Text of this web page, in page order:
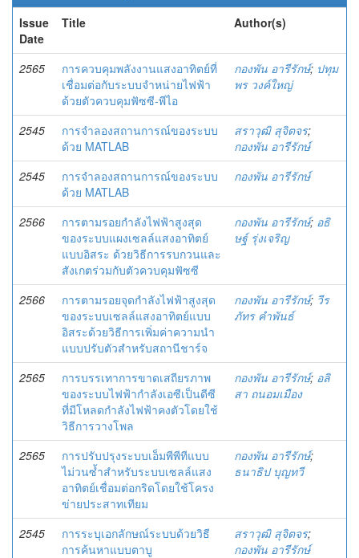
Issue
Date
Title Author(s)
2565
การควบคุมพลังงานแสงอาทิตย์ที่
เชื่อมต่อกับระบบจำหน่ายไฟฟ้า
ด้วยตัวควบคุมฟัซซี-พีไอ
กองพัน อารีรักษ์; ปทุม
พร วงค์ใหญ่
2545
การจำลองสถานการณ์ของระบบ
ด้วย MATLAB
สราวุฒิ สุจิตจร;
กองพัน อารีรักษ์
2545
การจำลองสถานการณ์ของระบบ
ด้วย MATLAB
กองพัน อารีรักษ์
2566
การตามรอยกำลังไฟฟ้าสูงสุด
ของระบบแผงเซลล์แสงอาทิตย์
แบบอิสระ ด้วยวิธีการรบกวนและ
สังเกตร่วมกับตัวควบคุมฟัซซี
กองพัน อารีรักษ์; อธิ
ษฐ์ รุ่งเจริญ
2566
การตามรอยจุดกำลังไฟฟ้าสูงสุด
ของระบบเซลล์แสงอาทิตย์แบบ
อิสระด้วยวิธีการเพิ่มค่าความนำ
แบบปรับตัวสำหรับสถานีชาร์จ
กองพัน อารีรักษ์; วีร
ภัทร คำพันธ์
2565
การบรรเทาการขาดเสถียรภาพ
ของระบบไฟฟ้ากำลังเอซีเป็นดีซี
ที่มีโหลดกำลังไฟฟ้าคงตัวโดยใช้
วิธีการวางโพล
กองพัน อารีรักษ์; อลิ
สา ถนอมเมือง
2565
การปรับปรุงระบบเอ็มพีพีทีแบบ
ไม่วนซ้ำสำหรับระบบเซลล์แสง
อาทิตย์เชื่อมต่อกริดโดยใช้โครง
ข่ายประสาทเทียม
กองพัน อารีรักษ์;
ธนาธิป บุญทวี
2545
การระบุเอกลักษณ์ระบบด้วยวิธี
การค้นหาแบบตาบู
สราวุฒิ สุจิตจร;
กองพัน อารีรักษ์